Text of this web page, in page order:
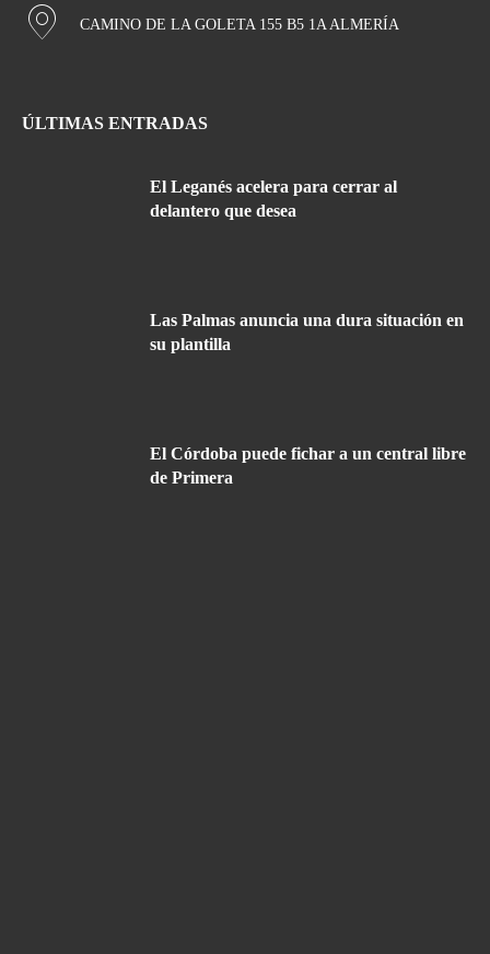
CAMINO DE LA GOLETA 155 B5 1A ALMERÍA
ÚLTIMAS ENTRADAS
El Leganés acelera para cerrar al
delantero que desea
Las Palmas anuncia una dura situación en
su plantilla
El Córdoba puede fichar a un central libre
de Primera